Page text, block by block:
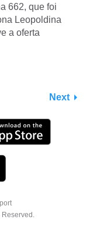
662, que foi
Leopoldina
a oferta
Next